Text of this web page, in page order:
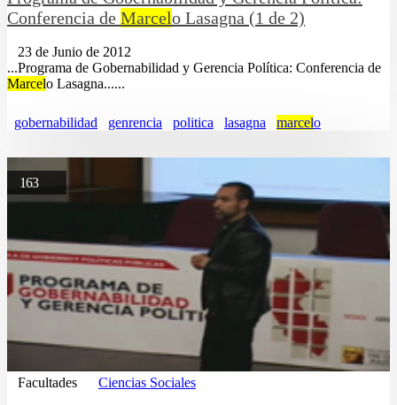
Conferencia de Marcelo Lasagna (1 de 2)
23 de Junio de 2012
...Programa de Gobernabilidad y Gerencia Política: Conferencia de
Marcelo Lasagna......
gobernabilidad genrencia politica lasagna marcelo
163
Facultades Ciencias Sociales